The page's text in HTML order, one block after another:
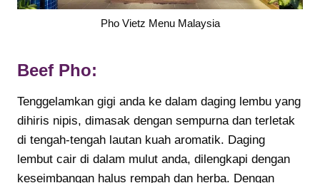
Pho Vietz Menu Malaysia
Beef Pho:
Tenggelamkan gigi anda ke dalam daging lembu yang
dihiris nipis, dimasak dengan sempurna dan terletak
di tengah-tengah lautan kuah aromatik. Daging
lembut cair di dalam mulut anda, dilengkapi dengan
keseimbangan halus rempah dan herba. Dengan